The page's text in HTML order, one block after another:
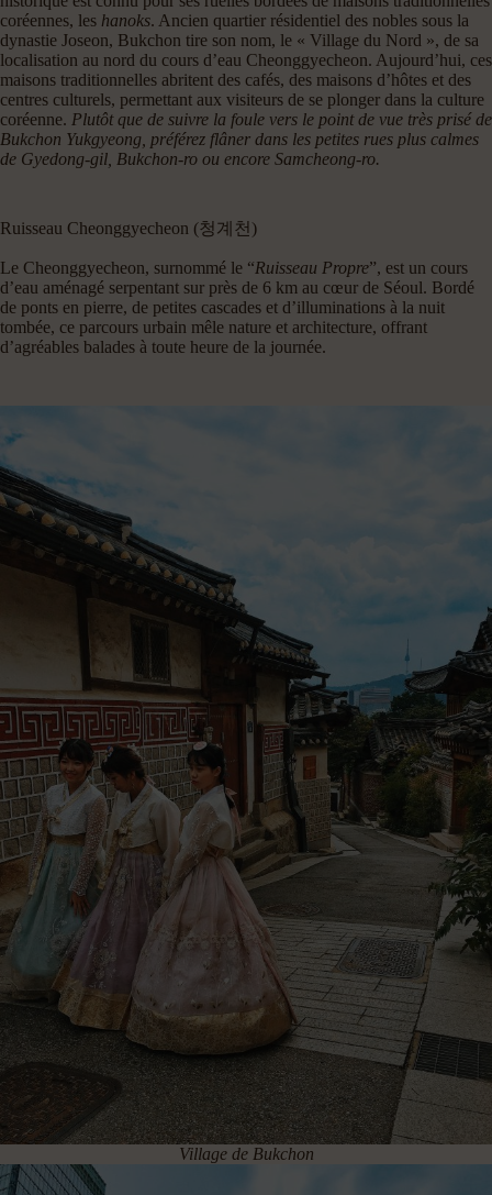
coréennes, les hanoks. Ancien quartier résidentiel des nobles sous la
dynastie Joseon, Bukchon tire son nom, le « Village du Nord », de sa
localisation au nord du cours d’eau Cheonggyecheon. Aujourd’hui, ces
maisons traditionnelles abritent des cafés, des maisons d’hôtes et des
centres culturels, permettant aux visiteurs de se plonger dans la culture
coréenne. Plutôt que de suivre la foule vers le point de vue très prisé de
Bukchon Yukgyeong, préférez flâner dans les petites rues plus calmes
de Gyedong-gil, Bukchon-ro ou encore Samcheong-ro.
Ruisseau Cheonggyecheon (청계천)
Le Cheonggyecheon, surnommé le “Ruisseau Propre”, est un cours
d’eau aménagé serpentant sur près de 6 km au cœur de Séoul. Bordé
de ponts en pierre, de petites cascades et d’illuminations à la nuit
tombée, ce parcours urbain mêle nature et architecture, offrant
d’agréables balades à toute heure de la journée.
Village de Bukchon